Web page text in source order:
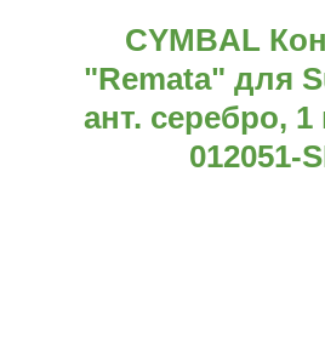
CYMBAL
"Remata" для
ант. серебро, 1
012051-